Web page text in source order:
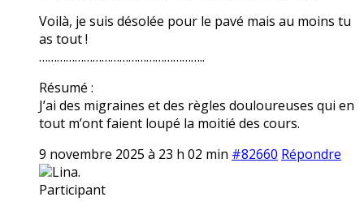
Voilà, je suis désolée pour le pavé mais au moins tu
as tout !
………………………………………………..
Résumé :
J’ai des migraines et des règles douloureuses qui en
tout m’ont faient loupé la moitié des cours.
9 novembre 2025 à 23 h 02 min #82660 Répondre
Lina.
Participant